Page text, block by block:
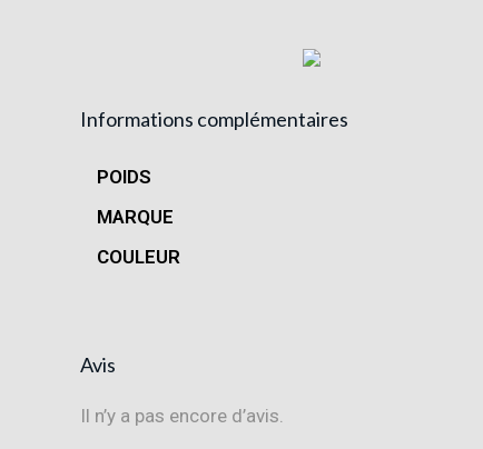
Informations complémentaires
POIDS
MARQUE
COULEUR
Avis
Il n’y a pas encore d’avis.